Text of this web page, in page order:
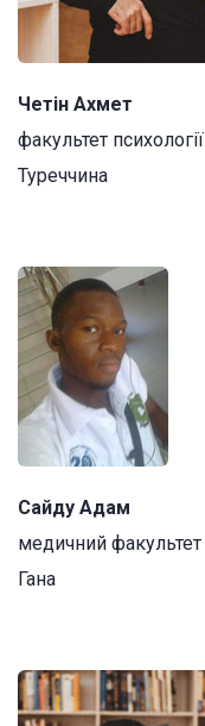
Четін Ахмет
факультет психології
Туреччина
Сайду Адам
медичний факультет
Гана